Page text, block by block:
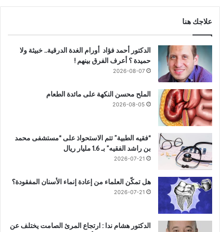
علاجك هنا
الدكتور أحمد فؤاد أورام الغدة الدرقية.. خبيثة ولا
حميدة ؟ أعرف الفرق بينهم !
2026-08-07
الملح محسن النكهة على مائدة الطعام
2026-08-05
“فقيه الطبية” تتم الاستحواذ على “مستشفى محمد
بن راشد الفقيه” بـ 1.6 مليار ريال
2026-07-21
هل تمكّن العلماء من إعادة إنماء الأسنان المفقودة؟
2026-07-21
الدكتور هشام ندا : ارتجاع المرئ الصامت يختلف عن